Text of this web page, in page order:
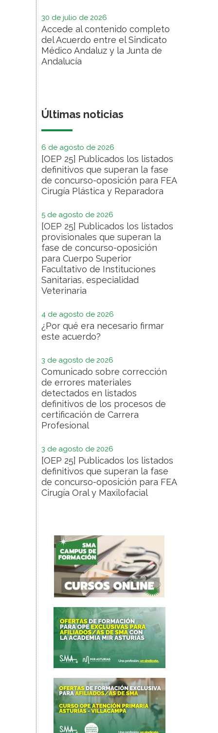
30 de julio de 2026
Accede al contenido completo
del Acuerdo entre el Sindicato
Médico Andaluz y la Junta de
Andalucía
Últimas noticias
6 de agosto de 2026
[OEP 25] Publicados los listados
definitivos que superan la fase
de concurso-oposición para FEA
Cirugía Plástica y Reparadora
5 de agosto de 2026
[OEP 25] Publicados los listados
provisionales que superan la
fase de concurso-oposición
para Cuerpo Superior
Facultativo de Instituciones
Sanitarias, especialidad
Veterinaria
4 de agosto de 2026
¿Por qué era necesario firmar
este acuerdo?
3 de agosto de 2026
Comunicado sobre corrección
de errores materiales
detectados en listados
definitivos de los procesos de
certificación de Carrera
Profesional
3 de agosto de 2026
[OEP 25] Publicados los listados
definitivos que superan la fase
de concurso-oposición para FEA
Cirugía Oral y Maxilofacial